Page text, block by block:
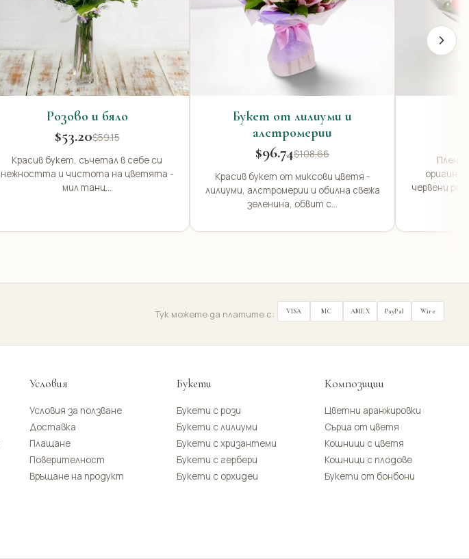
Розово и бяло
$53.20$59.15
Красив букет, съчетал в себе си
нежността и чистота на цветята -
мил танц...
Букет от лилиуми и
алстромерии
$96.74$108.66
Красив букет от миксови цветя -
лилиуми, алстромерии и обилна свежа
зеленина, обвит с...
червени
Тук можете да платите с: VISA MC AMEX PayPal Wire
Условия
Условия за ползване
Доставка
Плащане
Поверителност
Връщане на продукт
Букети
Букети с рози
Букети с лилиуми
Букети с хризантеми
Букети с гербери
Букети с орхидеи
Композиции
Цветни аранжировки
Сърца от цветя
Кошници с цветя
Кошници с плодове
Букети от бонбони